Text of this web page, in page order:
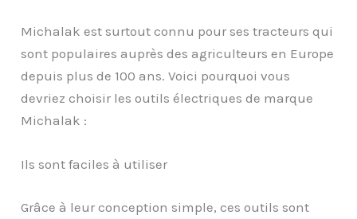
Michalak est surtout connu pour ses tracteurs qui
sont populaires auprès des agriculteurs en Europe
depuis plus de 100 ans. Voici pourquoi vous
devriez choisir les outils électriques de marque
Michalak :
Ils sont faciles à utiliser
Grâce à leur conception simple, ces outils sont